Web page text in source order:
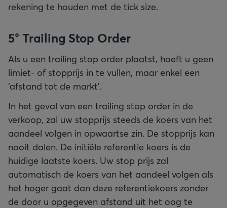
rekening te houden met de tick size.
5° Trailing Stop Order
Als u een trailing stop order plaatst, hoeft u geen
limiet- of stopprijs in te vullen, maar enkel een
‘afstand tot de markt’.
In het geval van een trailing stop order in de
verkoop, zal uw stopprijs steeds de koers van het
aandeel volgen in opwaartse zin. De stopprijs kan
nooit dalen. De initiële referentie koers is de
huidige laatste koers. Uw stop prijs zal
automatisch de koers van het aandeel volgen als
het hoger gaat dan deze referentiekoers zonder
de door u opgegeven afstand uit het oog te